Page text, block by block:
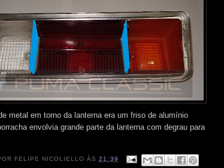
metal em torno da lanterna era um friso de alumínio
envolvia grande parte da lanterna com degrau para
FELIPE NICOLIELLO ÀS21:39